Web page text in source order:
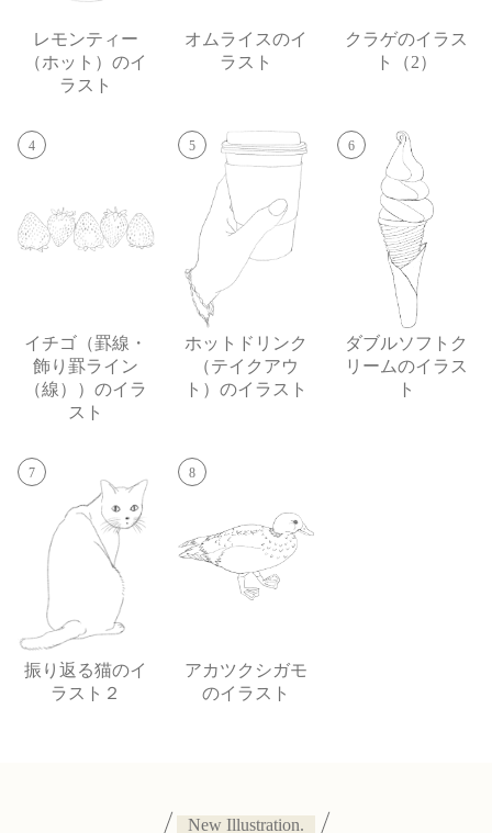
レモンティー
（ホット）のイ
ラスト
オムライスのイ
ラスト
クラゲのイラス
ト（2）
4
イチゴ（罫線・
飾り罫ライン
（線））のイラ
スト
5
ホットドリンク
（テイクアウ
ト）のイラスト
6
ダブルソフトク
リームのイラス
ト
7
振り返る猫のイ
ラスト２
8
アカツクシガモ
のイラスト
New Illustration.